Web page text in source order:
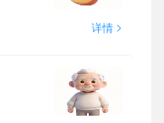
详情 >